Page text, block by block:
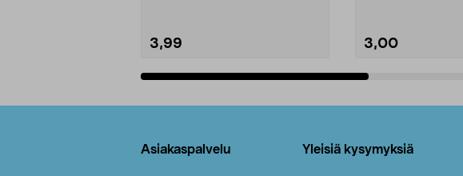
3,99 3,00
Asiakaspalvelu Yleisiä kysymyksiä